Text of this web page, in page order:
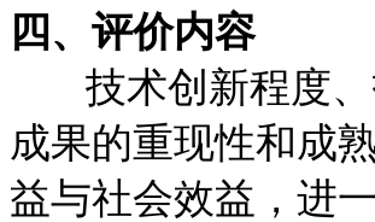
四、评价内容
技术创新程度、
成果的重现性和成
益与社会效益，进